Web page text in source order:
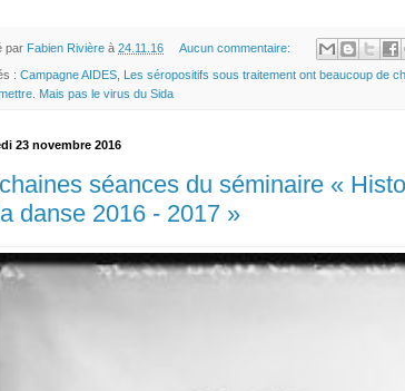
par Fabien Rivière à 24.11.16 Aucun commentaire:
: Campagne AIDES Les séropositifs sous traitement ont beaucoup de
Mais pas le virus du Sida
23 novembre 2016
séances du séminaire «
danse 2016 - 2017 »